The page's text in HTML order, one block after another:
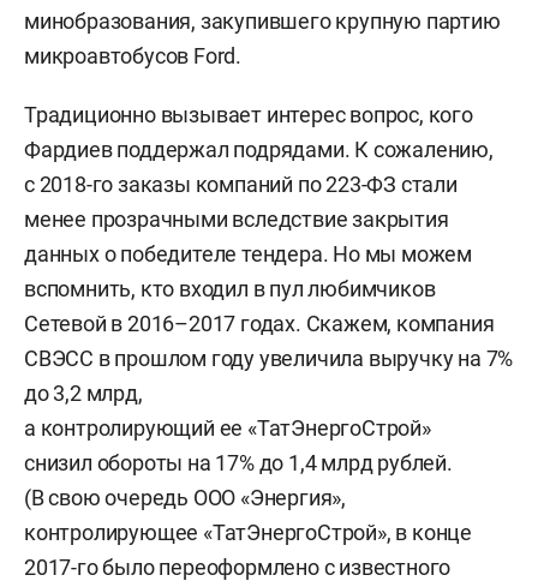
минобразования, закупившего крупную партию
микроавтобусов Ford.
Традиционно вызывает интерес вопрос, кого
Фардиев поддержал подрядами. К сожалению,
с 2018-го заказы компаний по 223-ФЗ стали
менее прозрачными вследствие закрытия
данных о победителе тендера. Но мы можем
вспомнить, кто входил в пул любимчиков
Сетевой в 2016–2017 годах. Скажем, компания
СВЭСС в прошлом году увеличила выручку на 7%
до 3,2 млрд,
а контролирующий ее «ТатЭнергоСтрой»
снизил обороты на 17% до 1,4 млрд рублей.
(В свою очередь ООО «Энергия»,
контролирующее «ТатЭнергоСтрой», в конце
2017-го было переоформлено с известного